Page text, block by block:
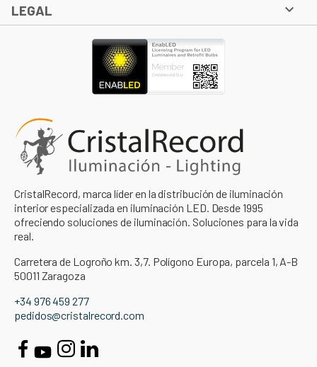
LEGAL 
CristalRecord, marca líder en la distribución de iluminación
interior especializada en iluminación LED. Desde 1995
ofreciendo soluciones de iluminación. Soluciones para la vida
real.
Carretera de Logroño km. 3,7. Polígono Europa, parcela 1, A-B
50011 Zaragoza
+34 976 459 277
pedidos@cristalrecord.com